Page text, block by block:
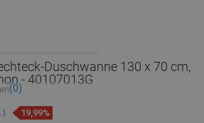
Duschwanne 130 x 70 cm,
- 40107013G
(0)
19,99%